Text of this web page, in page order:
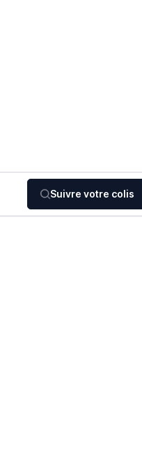
Suivre votre colis